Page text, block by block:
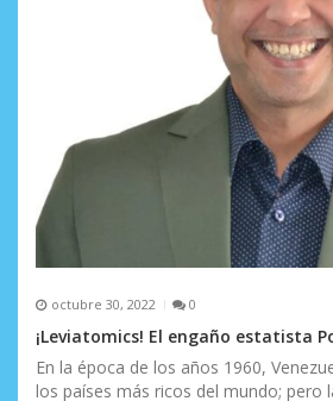
octubre 30, 2022 0
¡Leviatomics! El engaño estatista
En la época de los años 1960,
los países más ricos del mundo; pero